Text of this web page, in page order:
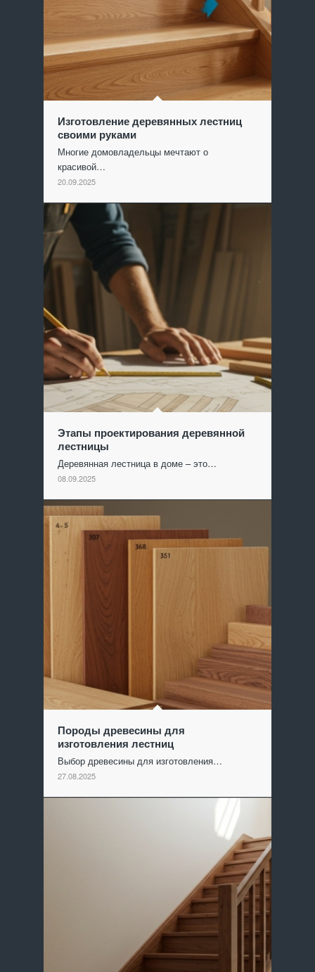
Изготовление деревянных лестниц
своими руками
Многие домовладельцы мечтают о
красивой…
20.09.2025
Этапы проектирования деревянной
лестницы
Деревянная лестница в доме – это…
08.09.2025
Породы древесины для
изготовления лестниц
Выбор древесины для изготовления…
27.08.2025